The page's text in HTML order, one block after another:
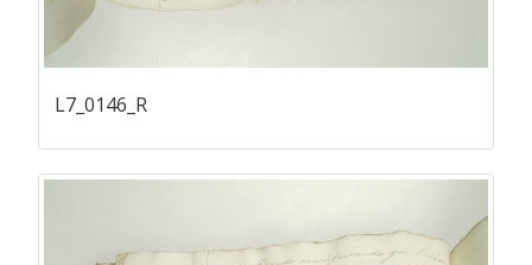
L7_0146_R